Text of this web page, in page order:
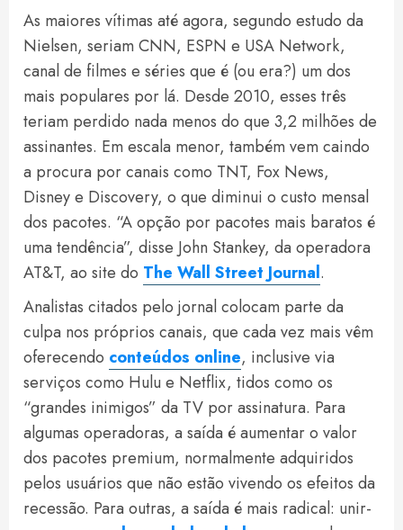
As maiores vítimas até agora, segundo estudo da
Nielsen, seriam CNN, ESPN e USA Network,
canal de filmes e séries que é (ou era?) um dos
mais populares por lá. Desde 2010, esses três
teriam perdido nada menos do que 3,2 milhões de
assinantes. Em escala menor, também vem caindo
a procura por canais como TNT, Fox News,
Disney e Discovery, o que diminui o custo mensal
dos pacotes. “A opção por pacotes mais baratos é
uma tendência”, disse John Stankey, da operadora
AT&T, ao site do The Wall Street Journal.
Analistas citados pelo jornal colocam parte da
culpa nos próprios canais, que cada vez mais vêm
oferecendo conteúdos online, inclusive via
serviços como Hulu e Netflix, tidos como os
“grandes inimigos” da TV por assinatura. Para
algumas operadoras, a saída é aumentar o valor
dos pacotes premium, normalmente adquiridos
pelos usuários que não estão vivendo os efeitos da
recessão. Para outras, a saída é mais radical: unir-